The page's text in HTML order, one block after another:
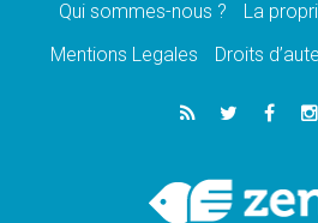
07.08.2026
en France
Cardinal Rossi: «La
Argentine est un
Hiroshima et
lancement des «dix
paix»
Qui sommes-nous ? La
Mentions Legales
Droits